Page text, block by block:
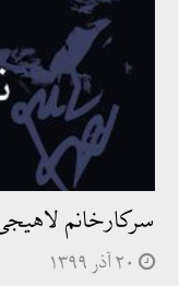
سركارخانم
۲۰ آذر ۱۳۹۹